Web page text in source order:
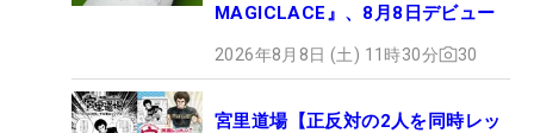
MAGICLACE』、8月8日デビュー
2026年8月8日 (土) 11時30分 30
宮里道場【正反対の2人を同時レッ